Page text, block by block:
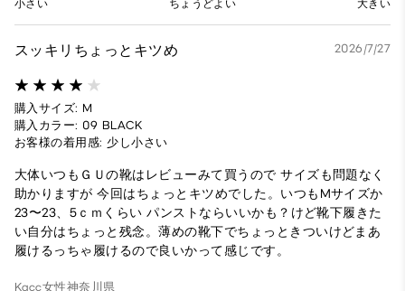
小さい ちょうどよい 大きい
スッキリちょっとキツめ 2026/7/27
購入サイズ: M
購入カラー: 09 BLACK
お客様の着用感: 少し小さい
大体いつもＧＵの靴はレビューみて買うので サイズも問題なく
助かりますが 今回はちょっとキツめでした。いつもMサイズか
23〜23、5ｃｍくらい パンストならいいかも？けど靴下履きた
い自分はちょっと残念。薄めの靴下でちょっときついけどまあ
履けるっちゃ履けるので良いかって感じです。
Kacc女性神奈川県